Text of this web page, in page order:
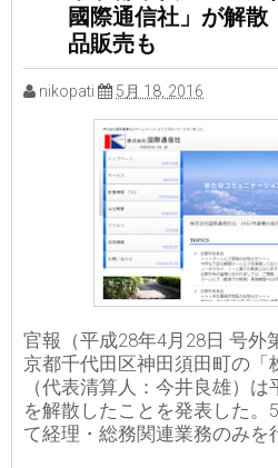
國際通信社」が解
品販売も
nikopati 5月 18, 2016
官報（平成28年4月28日 号外
京都千代田区神田須田町の「
（代表清算人：今井良雄）
を解散したことを発表した。
て経理・総務関連業務のみを